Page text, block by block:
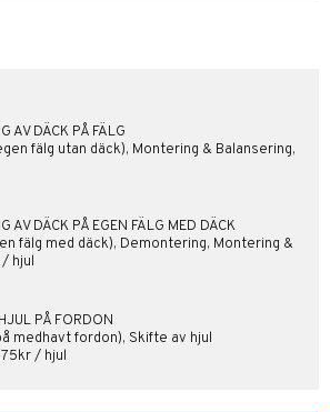
AV DÄCK PÅ FÄLG
fälg utan däck), Montering & Balansering,
AV DÄCK PÅ EGEN FÄLG MED DÄCK
fälg med däck), Demontering, Montering &
hjul
PÅ FORDON
medhavt fordon), Skifte av hjul
/ hjul